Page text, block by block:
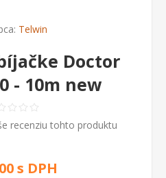
Telwin
Doctor
- 10m new
recenziu tohto produktu
s DPH